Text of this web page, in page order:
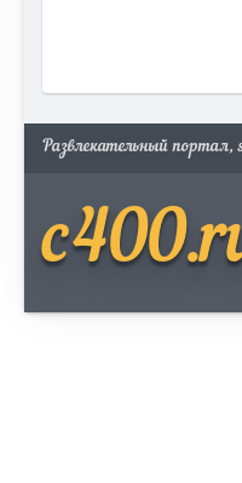
Развлекательный портал,